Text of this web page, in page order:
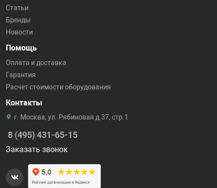
Статьи
Бренды
Новости
Помощь
Оплата и доставка
Гарантия
Расчет стоимости оборудования
Контакты
г. Москва, ул. Рябиновая д.37, стр.1
8 (495) 431-65-15
Заказать звонок